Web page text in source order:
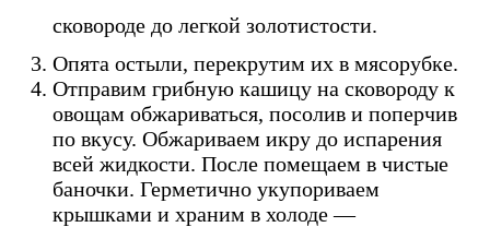
сковороде до легкой золотистости.
Опята остыли, перекрутим их в мясорубке.
Отправим грибную кашицу на сковороду к
овощам обжариваться, посолив и поперчив
по вкусу. Обжариваем икру до испарения
всей жидкости. После помещаем в чистые
баночки. Герметично укупориваем
крышками и храним в холоде —